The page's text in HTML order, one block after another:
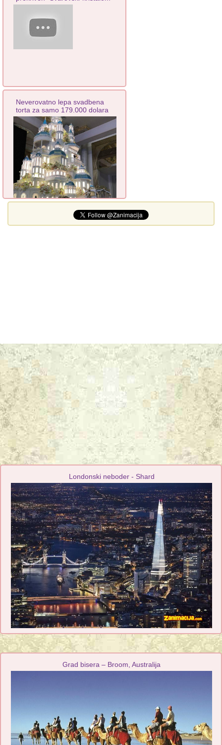
Neverovatno lepa svadbena
torta za samo 179.000 dolara
Londonski neboder - Shard
Grad bisera – Broom, Australija